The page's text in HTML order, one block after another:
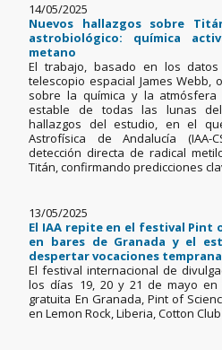
14/05/2025
Nuevos hallazgos sobre
astrobiológico: química
metano
El trabajo, basado en los
telescopio espacial James Webb,
sobre la química y la
estable de todas las lunas
hallazgos del estudio, en el
Astrofísica de Andalucía (IAA-
detección directa de radical
Titán, confirmando predicciones
13/05/2025
El IAA repite en el festival Pint
en bares de Granada y el
despertar vocaciones
El festival internacional de
los días 19, 20 y 21 de mayo en
gratuita En Granada, Pint of
en Lemon Rock, Liberia, Cotton